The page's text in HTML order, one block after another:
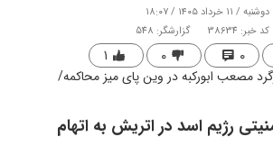
دوشنبه / ۱۱ خرداد ۱۴۰۵ / ۱۸:۰۷
کد خبر: 38634
گزارشگر: 548
۰ ۰ ۱
مصعب ابورکبه در وین پای میز محاکمه/
رژیم اسد در اتریش به اتهام